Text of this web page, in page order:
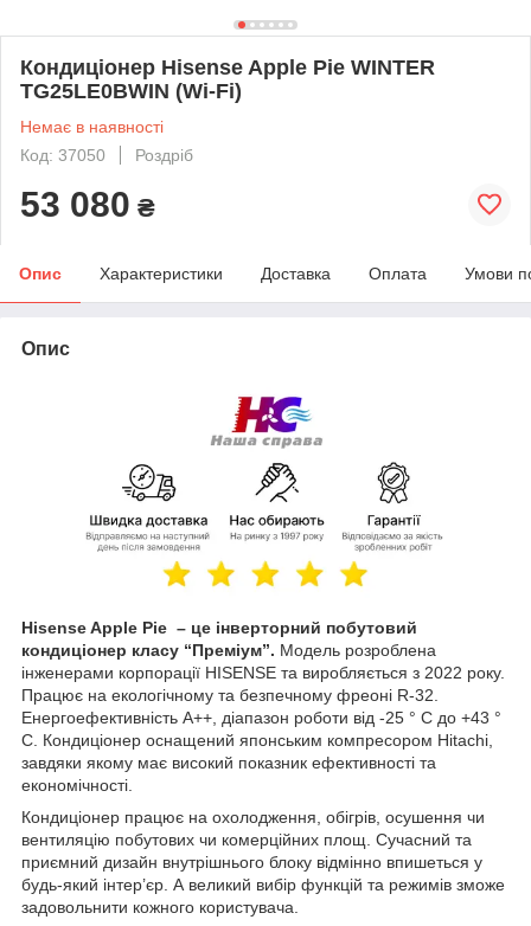
Кондиціонер Hisense Apple Pie WINTER
TG25LE0BWIN (Wi-Fi)
Немає в наявності
Код: 37050
Роздріб
53 080 ₴
Опис Характеристики Доставка Оплата Умови
Опис
Hisense Apple Pie – це інверторний побутовий
кондиціонер класу “Преміум”. Модель розроблена
інженерами корпорації HISENSE та виробляється з 2022 року.
Працює на екологічному та безпечному фреоні R-32.
Енергоефективність А++, діапазон роботи від -25 ° С до +43 °
С. Кондиціонер оснащений японським компресором Hitachi,
завдяки якому має високий показник ефективності та
економічності.
Кондиціонер працює на охолодження, обігрів, осушення чи
вентиляцію побутових чи комерційних площ. Сучасний та
приємний дизайн внутрішнього блоку відмінно впишеться у
будь-який інтер’єр. А великий вибір функцій та режимів зможе
задовольнити кожного користувача.